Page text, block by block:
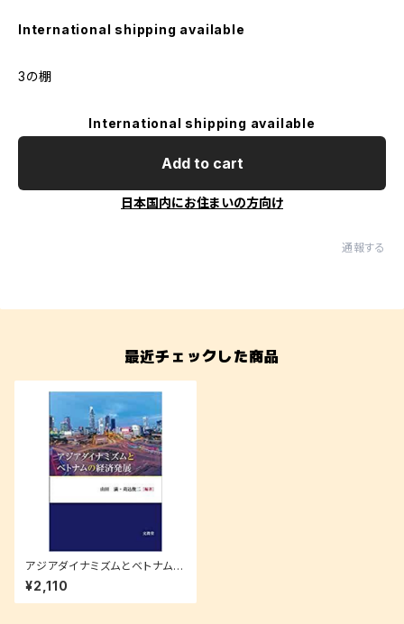
International shipping available
3の棚
International shipping available
Add to cart
日本国内にお住まいの方向け
通報する
最近チェックした商品
アジアダイナミズムとベトナムの
経済発展
¥2,110